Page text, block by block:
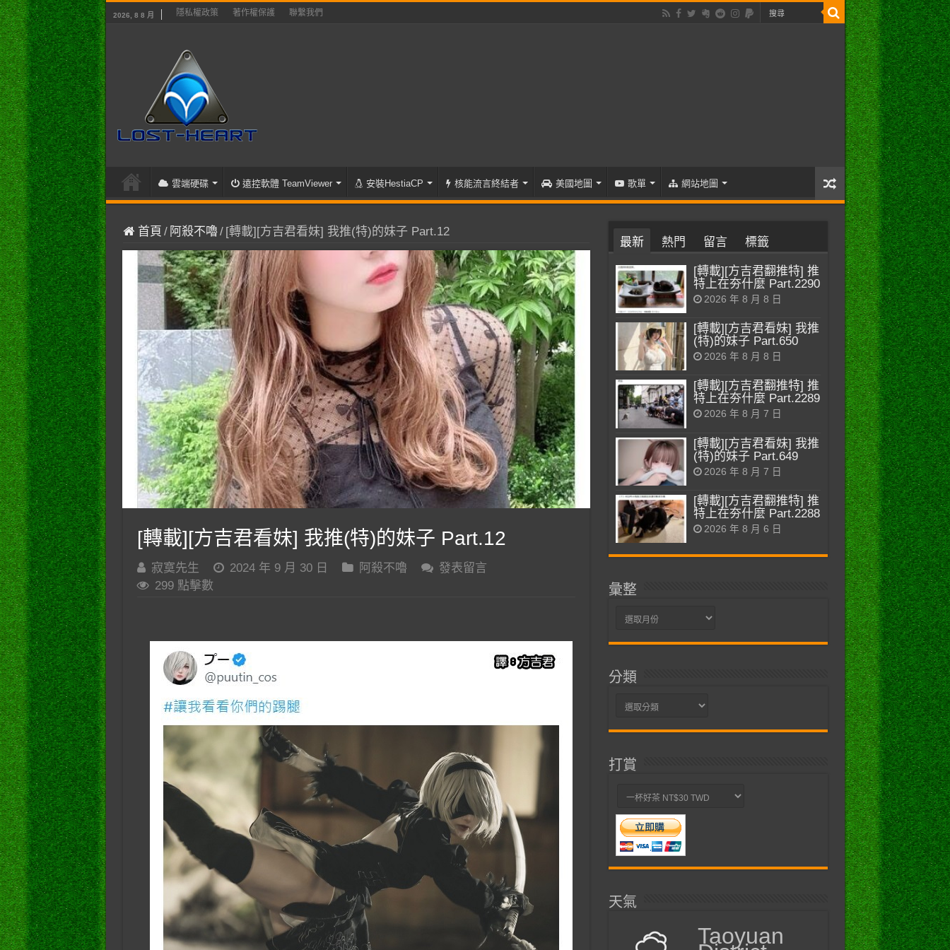
2026, 8 8 月 隱私權政策 著作權保護 聯繫我們
雲端硬碟 遠控軟體 TeamViewer 安裝HestiaCP 核能流言終結者 美國地圖 歌單 網站地圖
首頁 / 阿殺不嚕/ [轉載][方吉君看妹] 我推(特)的妹子 Part.12
[轉載][方吉君看妹] 我推(特)的妹子 Part.12
寂寞先生 2024 年 9 月 30 日 阿殺不嚕
發表留言
299 點擊數
最新 熱門 留言 標籤
[轉載][方吉君翻推特] 推
特上在夯什麼 Part.2290
2026 年 8 月 8 日
[轉載][方吉君看妹] 我推
(特)的妹子 Part.650
2026 年 8 月 8 日
[轉載][方吉君翻推特] 推
特上在夯什麼 Part.2289
2026 年 8 月 7 日
[轉載][方吉君看妹] 我推
(特)的妹子 Part.649
2026 年 8 月 7 日
[轉載][方吉君翻推特] 推
特上在夯什麼 Part.2288
2026 年 8 月 6 日
彙整
彙
分類
分
打賞
天氣
Taoyuan